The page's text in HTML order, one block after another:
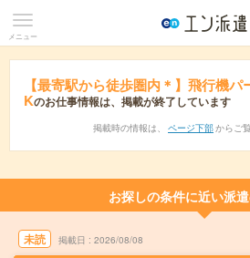
メニュー
【最寄駅から徒歩圏内＊】飛行機
Kのお仕事情報は、掲載が終了しています
掲載時の情報は、 ページ下部 からご
お探しの条件に近い派
未読 掲載日 2026/08/08